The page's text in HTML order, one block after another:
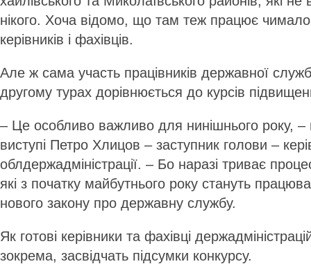
нікого. Хоча відомо, що там теж працює чимало
керівників і фахівців.
Але ж сама участь працівників державної
другому турах дорівнюється до курсів
– Це особливо важливо для нинішнього року, –
виступі Петро Хлицов – заступник голови –
облдержадміністрації. – Бо наразі триває
які з початку майбутнього року стануть
нового закону про державну службу.
Як готові керівники та фахівці
зокрема, засвідчать підсумки конкурсу.